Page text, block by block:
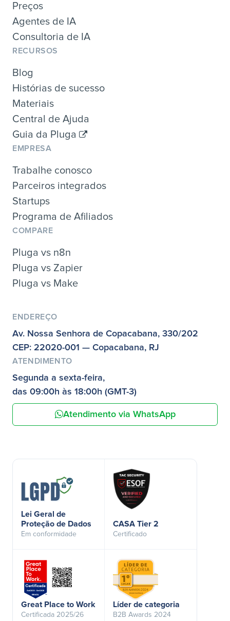
Preços
Agentes de IA
Consultoria de IA
RECURSOS
Blog
Histórias de sucesso
Materiais
Central de Ajuda
Guia da Pluga
EMPRESA
Trabalhe conosco
Parceiros integrados
Startups
Programa de Afiliados
COMPARE
Pluga vs n8n
Pluga vs Zapier
Pluga vs Make
ENDEREÇO
Av. Nossa Senhora de Copacabana, 330/202
CEP: 22020-001 — Copacabana, RJ
ATENDIMENTO
Segunda a sexta-feira,
das 09:00h às 18:00h (GMT-3)
Atendimento via WhatsApp
Lei Geral de
Proteção de Dados
Em conformidade
CASA Tier 2
Certificado
Great Place to Work
Certificada 2025/26
Líder de categoria
B2B Awards 2024